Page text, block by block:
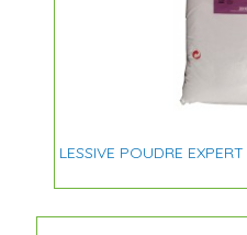
LESSIVE POUDRE